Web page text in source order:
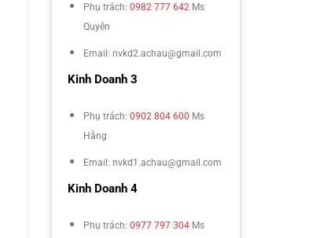
Phụ trách: 0982 777 642 Ms
Quyên
Email: nvkd2.achau@gmail.com
Kinh Doanh 3
Phụ trách: 0902 804 600 Ms
Hằng
Email: nvkd1.achau@gmail.com
Kinh Doanh 4
Phụ trách: 0977 797 304 Ms